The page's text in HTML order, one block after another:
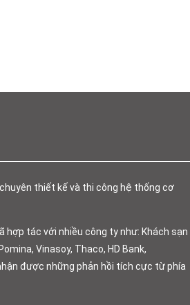
thiết kế và thi công hệ thống cơ
hợp tác với nhiều công ty như: Khách sạn
Vinasoy, Thaco, HD Bank,
được những phản hồi tích cực từ phía